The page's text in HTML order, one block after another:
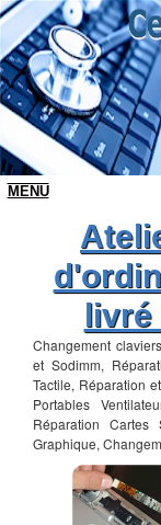
livré
Changement
et Sodimm,
Tactile, Réparation
Portables
Réparation
Graphique,